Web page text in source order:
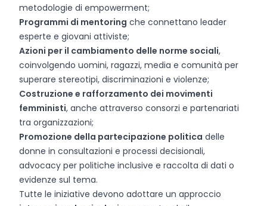
metodologie di empowerment;
Programmi di mentoring che connettano leader
esperte e giovani attiviste;
Azioni per il cambiamento delle norme sociali,
coinvolgendo uomini, ragazzi, media e comunità per
superare stereotipi, discriminazioni e violenze;
Costruzione e rafforzamento dei movimenti
femministi, anche attraverso consorzi e partenariati
tra organizzazioni;
Promozione della partecipazione politica delle
donne in consultazioni e processi decisionali,
advocacy per politiche inclusive e raccolta di dati o
evidenze sul tema.
Tutte le iniziative devono adottare un approccio